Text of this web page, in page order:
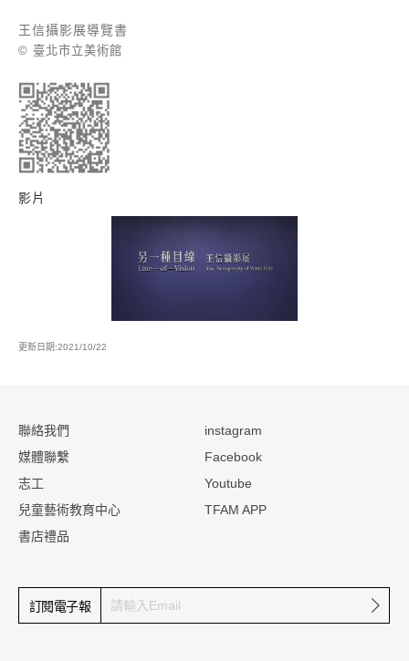
王信攝影展導覽書
© 臺北市立美術館
影片
更新日期:2021/10/22
聯絡我們
媒體聯繫
志工
兒童藝術教育中心
書店禮品
instagram
Facebook
Youtube
TFAM APP
訂閱電子報 確定